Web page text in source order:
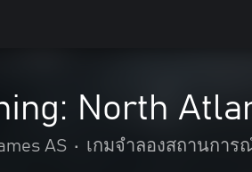
North
AS • เกมจำลองสถานการ